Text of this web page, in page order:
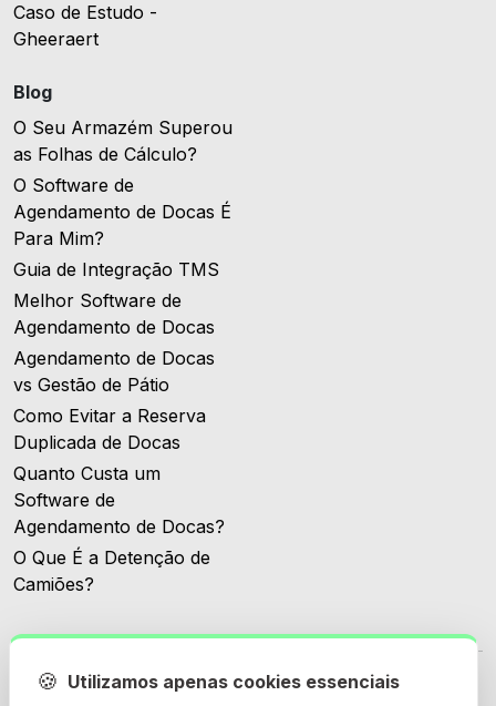
Caso de Estudo -
Gheeraert
Blog
O Seu Armazém Superou
as Folhas de Cálculo?
O Software de
Agendamento de Docas É
Para Mim?
Guia de Integração TMS
Melhor Software de
Agendamento de Docas
Agendamento de Docas
vs Gestão de Pátio
Como Evitar a Reserva
Duplicada de Docas
Quanto Custa um
Software de
Agendamento de Docas?
O Que É a Detenção de
Camiões?
🍪 Utilizamos apenas cookies essenciais